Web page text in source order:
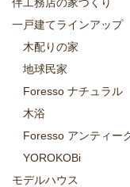
一戸建てラインアップ
木配りの家
地球民家
Foresso ナチュラル
木浴
Foresso アンティー
YOROKOBi
モデルハウス